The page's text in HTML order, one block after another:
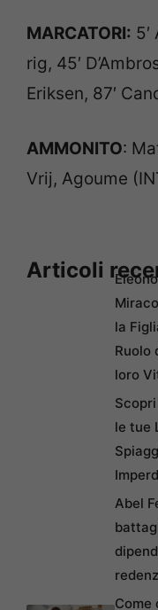
MARCATORI:
rig, 45′
Eriksen, 87′
AMMONITO:
Vrij, Agoume
Articoli
la
Ruolo
loro
Scopri
le tue
Abel
Come